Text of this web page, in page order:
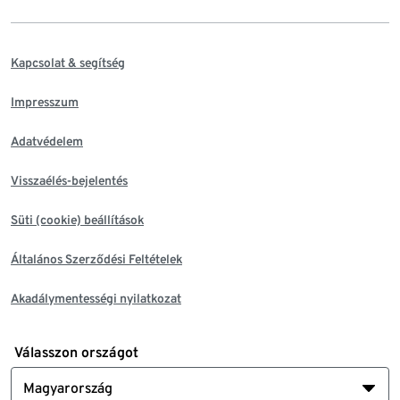
Kapcsolat & segítség
Impresszum
Adatvédelem
Visszaélés-bejelentés
Süti (cookie) beállítások
Általános Szerződési Feltételek
Akadálymentességi nyilatkozat
Válasszon országot
Magyarország